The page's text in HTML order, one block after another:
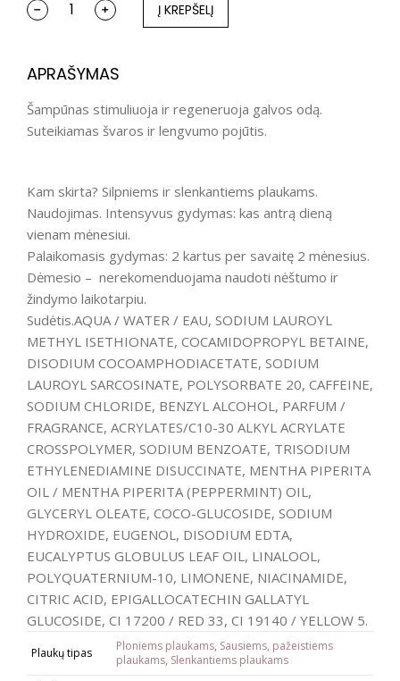
Į KREPŠELĮ
APRAŠYMAS
Šampūnas stimuliuoja ir regeneruoja galvos odą.
Suteikiamas švaros ir lengvumo pojūtis.
Kam skirta? Silpniems ir slenkantiems plaukams.
Naudojimas. Intensyvus gydymas: kas antrą dieną
vienam mėnesiui.
Palaikomasis gydymas: 2 kartus per savaitę 2 mėnesius.
Dėmesio – nerekomenduojama naudoti nėštumo ir
žindymo laikotarpiu.
Sudėtis.AQUA / WATER / EAU, SODIUM LAUROYL
METHYL ISETHIONATE, COCAMIDOPROPYL BETAINE,
DISODIUM COCOAMPHODIACETATE, SODIUM
LAUROYL SARCOSINATE, POLYSORBATE 20, CAFFEINE,
SODIUM CHLORIDE, BENZYL ALCOHOL, PARFUM /
FRAGRANCE, ACRYLATES/C10-30 ALKYL ACRYLATE
CROSSPOLYMER, SODIUM BENZOATE, TRISODIUM
ETHYLENEDIAMINE DISUCCINATE, MENTHA PIPERITA
OIL / MENTHA PIPERITA (PEPPERMINT) OIL,
GLYCERYL OLEATE, COCO-GLUCOSIDE, SODIUM
HYDROXIDE, EUGENOL, DISODIUM EDTA,
EUCALYPTUS GLOBULUS LEAF OIL, LINALOOL,
POLYQUATERNIUM-10, LIMONENE, NIACINAMIDE,
CITRIC ACID, EPIGALLOCATECHIN GALLATYL
GLUCOSIDE, CI 17200 / RED 33, CI 19140 / YELLOW 5.
Plaukų tipas Ploniems plaukams, Sausiems, pažeistiems
plaukams, Slenkantiems plaukams